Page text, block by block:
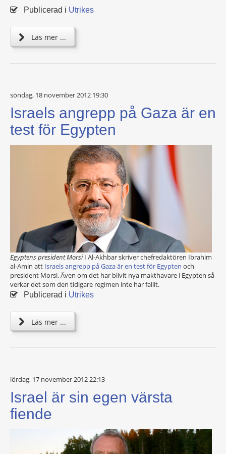
Publicerad i Utrikes
Läs mer ...
söndag, 18 november 2012 19:30
Israels angrepp på Gaza är en
test för Egypten
Egyptens president MorsiI Al-Akhbar skriver chefredaktören Ibrahim
al-Amin att Israels angrepp på Gaza är en test för Egypten och
president Morsi. Även om det har blivit nya makthavare i Egypten så
verkar det som den tidigare regimen inte har fallit.
Publicerad i Utrikes
Läs mer ...
lördag, 17 november 2012 22:13
Israel är sin egen värsta
fiende